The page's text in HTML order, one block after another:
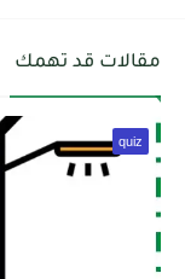
مقالات قد تهمك
quiz